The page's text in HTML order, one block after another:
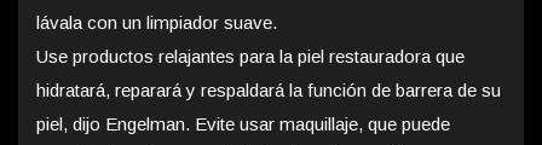
lávala con un limpiador suave.
Use productos relajantes para la piel restauradora que
hidratará, reparará y respaldará la función de barrera de su
piel, dijo Engelman. Evite usar maquillaje, que puede